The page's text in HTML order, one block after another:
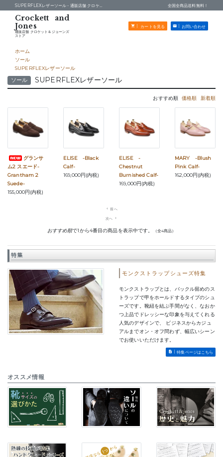
通販店舗 クロケット＆ジョーンズ
ストア
カートを見る お問い合わせ
SUPERFLEXレザーソール - 通販店舗 クロケット＆ジョーンズストア 全国全商品送料無料！
ホーム
ソール
SUPERFLEXレザーソール
ソール SUPERFLEXレザーソール
おすすめ順 価格順 新着順
グランサ
ム2 スエード-
Grantham 2
Suede-
155,000円(内税)
ELISE -Black
Calf-
169,000円(内税)
ELISE -
Chestnut
Burnished Calf-
169,000円(内税)
MARY -Blush
Pink Calf-
162,000円(内税)
navigate_before 前へ
次へ navigate_next
おすすめ順で1から4番目の商品を表示中です。 （全4商品）
特集
モンクストラップシューズ特集
モンクストラップとは、バックル留めのス
トラップで甲をホールドするタイプのシュ
ーズです。靴紐を結ぶ手間がなく、なおか
つ上品でドレッシーな印象を与えてくれる
人気のデザインで、 ビジネスからカジュ
アルまでオン・オフ問わず、幅広いシーン
でお使いいただけます。
特集ページはこちら
オススメ情報